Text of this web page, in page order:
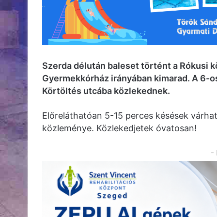
Szerda délután baleset történt a Rókusi
Gyermekkórház irányában kimarad. A 6-
Körtöltés utcába közlekednek.
Előreláthatóan 5-15 perces késések
közleménye. Közlekedjetek óvatosan!
-